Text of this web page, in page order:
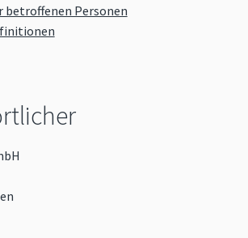
betroffenen Personen